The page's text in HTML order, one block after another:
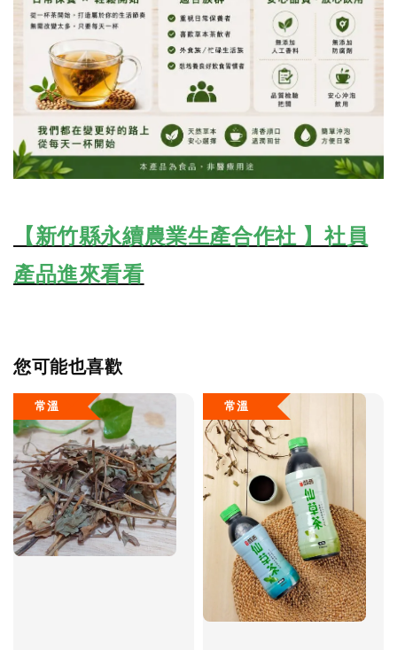
【新竹縣永續農業生產合作社 】社員
產品進來看看
您可能也喜歡
常溫 常溫